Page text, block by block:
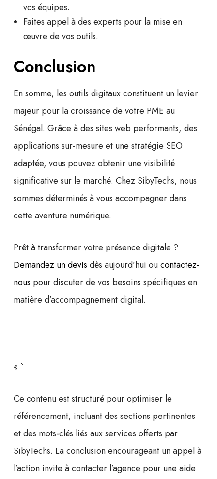
vos équipes.
Faites appel à des experts pour la mise en
œuvre de vos outils.
Conclusion
En somme, les outils digitauxconstituent un levier
majeur pour la croissance de votre PME au
Sénégal. Grâce à des sites web performants, des
applications sur-mesure et une stratégie SEO
adaptée, vous pouvez obtenir une visibilité
significative sur le marché. Chez SibyTechs, nous
sommes déterminés à vous accompagner dans
cette aventure numérique.
Prêt à transformer votre présence digitale ?
Demandez un devis dès aujourd’hui oucontactez-
nous pour discuter de vos besoins spécifiques en
matière d’accompagnement digital.
« `
Ce contenu est structuré pour optimiser le
référencement, incluant des sections pertinentes
et des mots-clés liés aux services offerts par
SibyTechs. La conclusion encourageant un appel à
l’action invite à contacter l’agence pour une aide